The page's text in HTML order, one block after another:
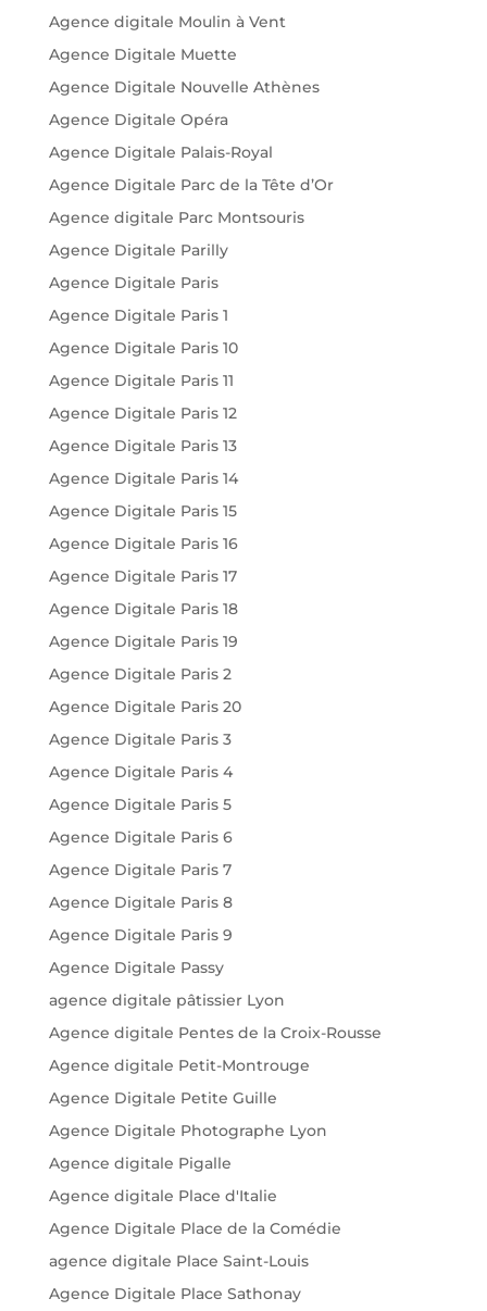
Agence digitale Moulin à Vent
Agence Digitale Muette
Agence Digitale Nouvelle Athènes
Agence Digitale Opéra
Agence Digitale Palais-Royal
Agence Digitale Parc de la Tête d’Or
Agence digitale Parc Montsouris
Agence Digitale Parilly
Agence Digitale Paris
Agence Digitale Paris 1
Agence Digitale Paris 10
Agence Digitale Paris 11
Agence Digitale Paris 12
Agence Digitale Paris 13
Agence Digitale Paris 14
Agence Digitale Paris 15
Agence Digitale Paris 16
Agence Digitale Paris 17
Agence Digitale Paris 18
Agence Digitale Paris 19
Agence Digitale Paris 2
Agence Digitale Paris 20
Agence Digitale Paris 3
Agence Digitale Paris 4
Agence Digitale Paris 5
Agence Digitale Paris 6
Agence Digitale Paris 7
Agence Digitale Paris 8
Agence Digitale Paris 9
Agence Digitale Passy
agence digitale pâtissier Lyon
Agence digitale Pentes de la Croix-Rousse
Agence digitale Petit-Montrouge
Agence Digitale Petite Guille
Agence Digitale Photographe Lyon
Agence digitale Pigalle
Agence digitale Place d'Italie
Agence Digitale Place de la Comédie
agence digitale Place Saint-Louis
Agence Digitale Place Sathonay